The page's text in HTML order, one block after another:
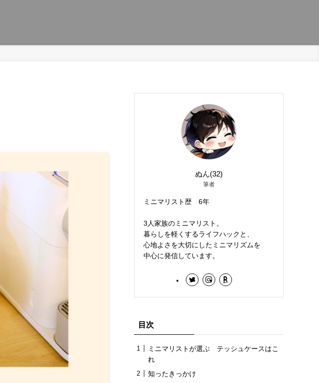
ぬん(32)
筆者
ミニマリスト歴 6年
3人家族のミニマリスト。
暮らしを軽くするライフハックと、
心地よさを大切にしたミニマリズムを
中心に発信しています。
目次
ミニマリストが選ぶ テッシュケースはこ
れ
知ったきっかけ